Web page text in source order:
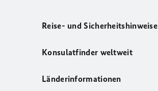
Reise- und Sicherheitshinweise
Konsulatfinder weltweit
Länderinformationen